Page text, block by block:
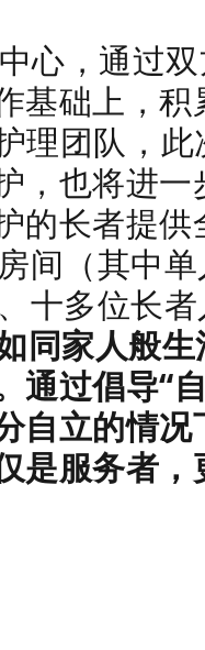
心，通过
基础上 ，
理团队，
，也将进
的长者提
间（其中
十多位长
同家人般
通过倡导“
自立的情
是服务者